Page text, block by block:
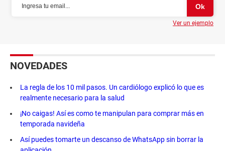
Ver un ejemplo
NOVEDADES
La regla de los 10 mil pasos. Un cardiólogo explicó lo que es
realmente necesario para la salud
¡No caigas! Así es como te manipulan para comprar más en
temporada navideña
Así puedes tomarte un descanso de WhatsApp sin borrar la